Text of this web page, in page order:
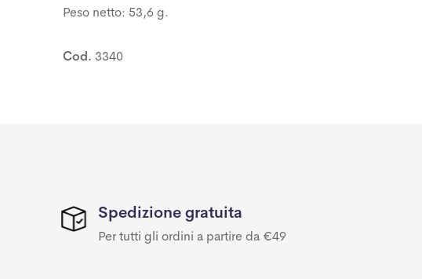
Peso netto: 53,6 g.
Cod. 3340
Spedizione gratuita
Per tutti gli ordini a partire da €49